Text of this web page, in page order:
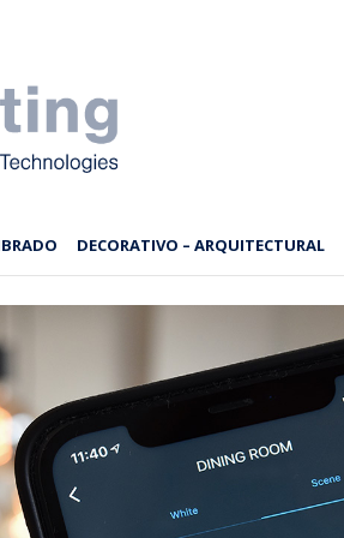
DECORATIVO – ARQUITECTURAL